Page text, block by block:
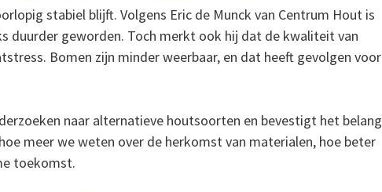
stabiel blijft. Volgens Eric de Munck van Centrum Hout is
duurder geworden. Toch merkt ook hij dat de kwaliteit van
Bomen zijn minder weerbaar, en dat heeft gevolgen voor
naar alternatieve houtsoorten en bevestigt het belang
meer we weten over de herkomst van materialen, hoe beter
toekomst.